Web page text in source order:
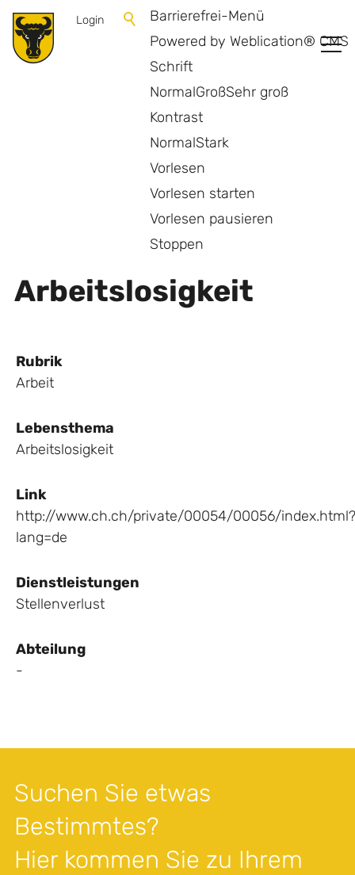
Barrierefrei-Menü
Powered by Weblication® CMS
Schrift
NormalGroßSehr groß
Kontrast
NormalStark
Vorlesen
Vorlesen starten
Vorlesen pausieren
Stoppen
Login
Arbeitslosigkeit
Rubrik
Arbeit
Lebensthema
Arbeitslosigkeit
Link
http://www.ch.ch/private/00054/00056/index.html?
lang=de
Dienstleistungen
Stellenverlust
Abteilung
-
Suchen Sie etwas
Bestimmtes?
Hier kommen Sie zu Ihrem